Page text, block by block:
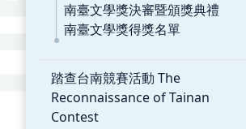
南臺文學獎決審暨頒獎典禮
南臺文學獎得獎名單
踏查台南競賽活動 The
Reconnaissance of Tainan
Contest